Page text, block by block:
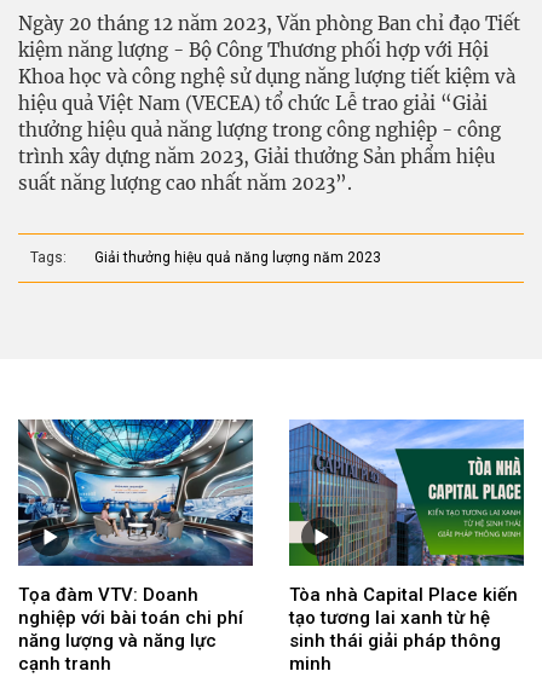
Ngày 20 tháng 12 năm 2023, Văn phòng Ban chỉ đạo Tiết
kiệm năng lượng - Bộ Công Thương phối hợp với Hội
Khoa học và công nghệ sử dụng năng lượng tiết kiệm và
hiệu quả Việt Nam (VECEA) tổ chức Lễ trao giải “Giải
thưởng hiệu quả năng lượng trong công nghiệp - công
trình xây dựng năm 2023, Giải thưởng Sản phẩm hiệu
suất năng lượng cao nhất năm 2023”.
Tags: Giải thưởng hiệu quả năng lượng năm 2023
Tọa đàm VTV: Doanh
nghiệp với bài toán chi phí
năng lượng và năng lực
cạnh tranh
Tòa nhà Capital Place kiến
tạo tương lai xanh từ hệ
sinh thái giải pháp thông
minh